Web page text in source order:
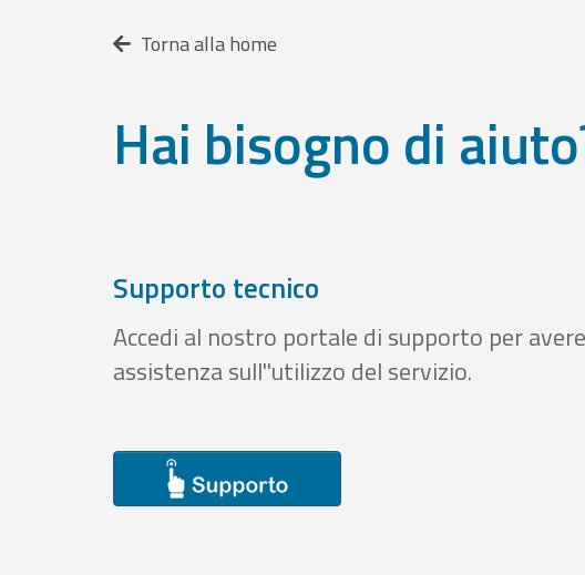
Torna alla home
Hai bisogno di
Supporto tecnico
Accedi al nostro portale di supporto per avere
assistenza sull''utilizzo del servizio.